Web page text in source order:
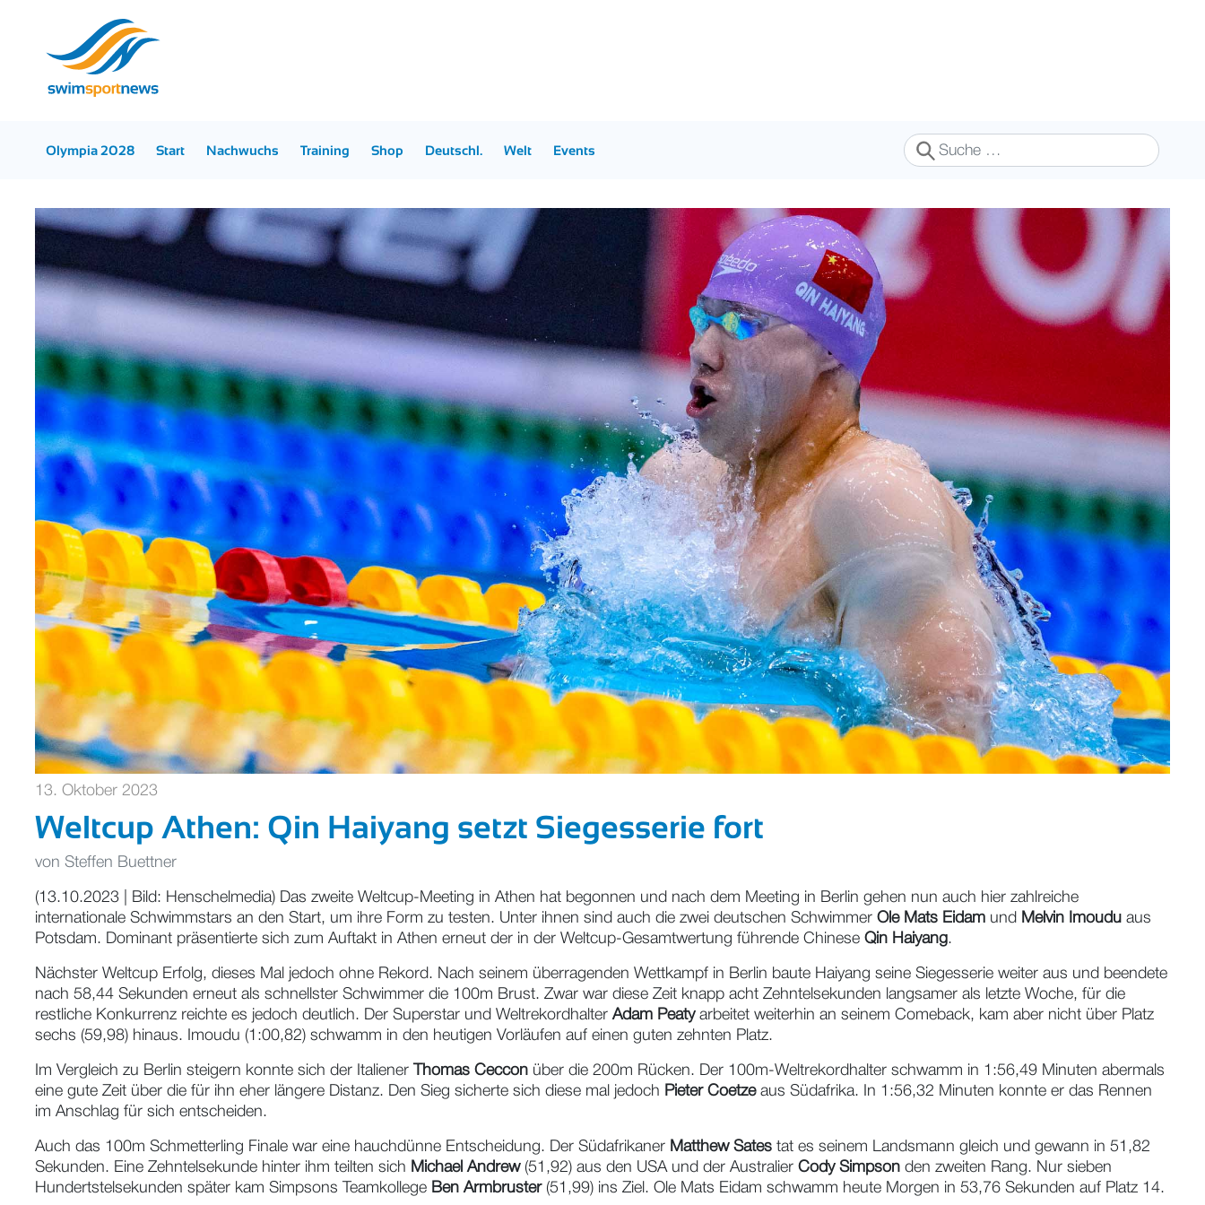
Olympia 2028 Start Nachwuchs Training Shop Deutschl. Welt Events
Suchen
13. Oktober 2023
Weltcup Athen: Qin Haiyang setzt Siegesserie fort
von Steffen Buettner
(13.10.2023 | Bild: Henschelmedia) Das zweite Weltcup-Meeting in Athen hat begonnen und nach dem Meeting in Berlin gehen nun auch hier zahlreiche
internationale Schwimmstars an den Start, um ihre Form zu testen. Unter ihnen sind auch die zwei deutschen Schwimmer Ole Mats Eidam und Melvin Imoudu aus
Potsdam. Dominant präsentierte sich zum Auftakt in Athen erneut der in der Weltcup-Gesamtwertung führende Chinese Qin Haiyang.
Nächster Weltcup Erfolg, dieses Mal jedoch ohne Rekord. Nach seinem überragenden Wettkampf in Berlin baute Haiyang seine Siegesserie weiter aus und beendete
nach 58,44 Sekunden erneut als schnellster Schwimmer die 100m Brust. Zwar war diese Zeit knapp acht Zehntelsekunden langsamer als letzte Woche, für die
restliche Konkurrenz reichte es jedoch deutlich. Der Superstar und Weltrekordhalter Adam Peatyarbeitet weiterhin an seinem Comeback, kam aber nicht über Platz
sechs (59,98) hinaus. Imoudu (1:00,82) schwamm in den heutigen Vorläufen auf einen guten zehnten Platz.
Im Vergleich zu Berlin steigern konnte sich der Italiener Thomas Ceccon über die 200m Rücken. Der 100m-Weltrekordhalter schwamm in 1:56,49 Minuten abermals
eine gute Zeit über die für ihn eher längere Distanz. Den Sieg sicherte sich diese mal jedoch Pieter Coetzeaus Südafrika. In 1:56,32 Minuten konnte er das Rennen
im Anschlag für sich entscheiden.
Auch das 100m Schmetterling Finale war eine hauchdünne Entscheidung. Der Südafrikaner Matthew Sates tat es seinem Landsmann gleich und gewann in 51,82
Sekunden. Eine Zehntelsekunde hinter ihm teilten sich Michael Andrew(51,92) aus den USA und der Australier Cody Simpson den zweiten Rang. Nur sieben
Hundertstelsekunden später kam Simpsons Teamkollege Ben Armbruster(51,99) ins Ziel. Ole Mats Eidam schwamm heute Morgen in 53,76 Sekunden auf Platz 14.